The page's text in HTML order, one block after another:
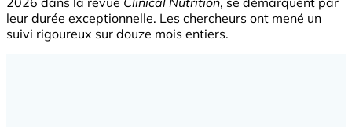
leur durée exceptionnelle. Les chercheurs ont mené un
suivi rigoureux sur douze mois entiers.